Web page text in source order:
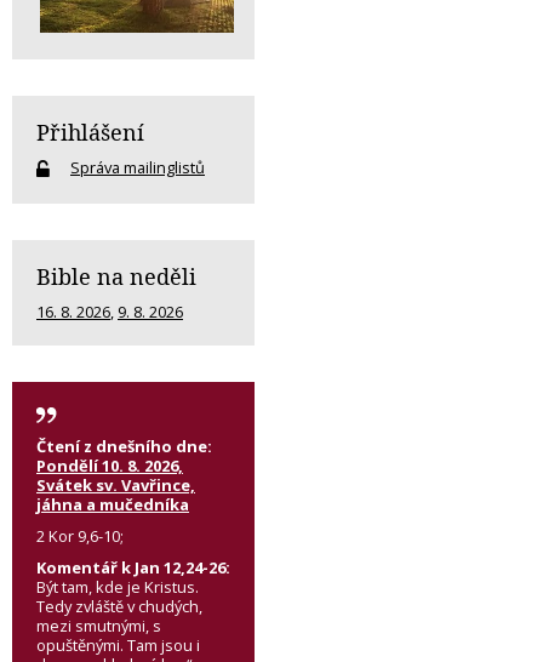
Přihlášení
Správa mailinglistů
Bible na neděli
16. 8. 2026, 9. 8. 2026
Čtení z dnešního dne:
Pondělí 10. 8. 2026,
Svátek sv. Vavřince,
jáhna a mučedníka
2 Kor 9,6-10;
Komentář k Jan 12,24-26:
Být tam, kde je Kristus.
Tedy zvláště v chudých,
mezi smutnými, s
opuštěnými. Tam jsou i